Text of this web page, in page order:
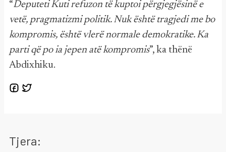
“Deputeti Kuti refuzon të kuptoi përgjegjësinë e
vetë, pragmatizmi politik. Nuk është tragjedi me bo
kompromis, është vlerë normale demokratike. Ka
parti që po ia jepen atë kompromis”, ka thënë
Abdixhiku.
Tjera: